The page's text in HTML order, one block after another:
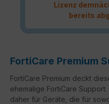
Lizenz
bereits
FortiCare Premium
FortiCare Premium deckt
ehemalige FortiCare
daher für Geräte, die für